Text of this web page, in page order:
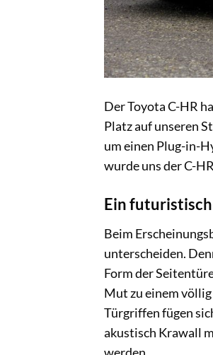
Der Toyota C-HR
Platz auf unseren
um einen Plug-in-
wurde uns der C-
Ein
Beim
unterscheiden.
Form der
Mut zu einem
Türgriffen fügen
akustisch Krawall